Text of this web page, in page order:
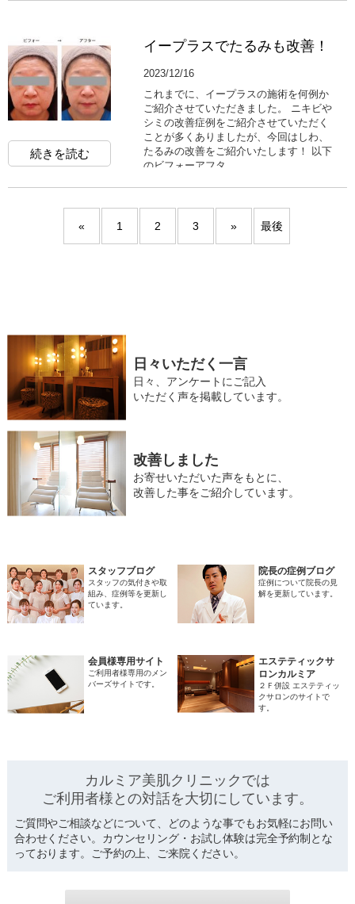
続きを読む
イープラスでたるみも改善！
2023/12/16
これまでに、イープラスの施術を何例か
ご紹介させていただきました。 ニキビや
シミの改善症例をご紹介させていただく
ことが多くありましたが、今回はしわ、
たるみの改善をご紹介いたします！ 以下
のビフォーアフタ...
« 1 2 3 » 最後
日々いただく一言
日々、アンケートにご記入
いただく声を掲載しています。
改善しました
お寄せいただいた声をもとに、
改善した事をご紹介しています。
スタッフブログ
スタッフの気付きや取
組み、症例等を更新し
ています。
院長の症例ブログ
症例について院長の見
解を更新しています。
会員様専用サイト
ご利用者様専用のメン
バーズサイトです。
エステティックサ
ロンカルミア
２Ｆ併設 エステティッ
クサロンのサイトで
す。
カルミア美肌クリニックでは
ご利用者様との対話を大切にしています。
ご質問やご相談などについて、どのような事でもお気軽にお問い
合わせください。カウンセリング・お試し体験は完全予約制とな
っております。ご予約の上、ご来院ください。